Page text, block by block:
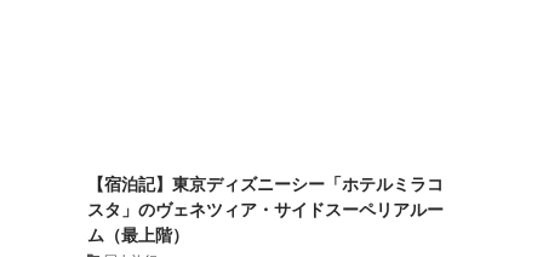
【宿泊記】東京ディズニーシー「ホテルミラコ
スタ」のヴェネツィア・サイドスーペリアルー
ム（最上階）